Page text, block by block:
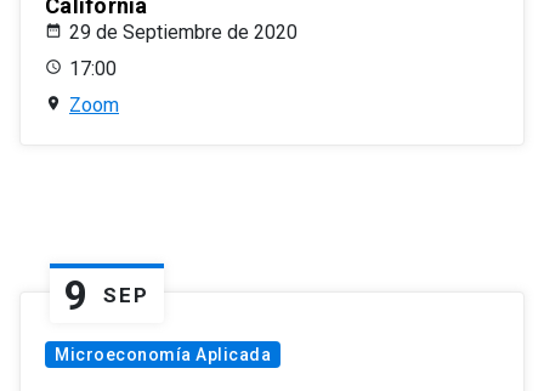
California
29 de Septiembre de 2020
17:00
Zoom
9 SEP
Microeconomía Aplicada